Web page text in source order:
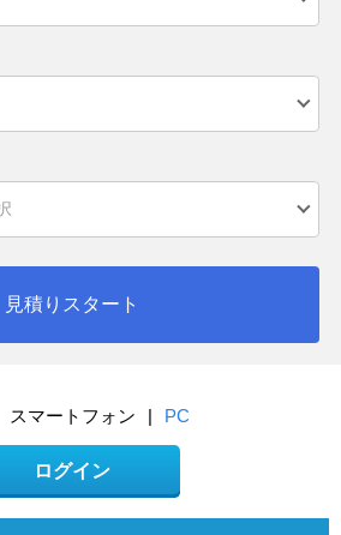
見積りスタート
スマートフォン PC
ログイン